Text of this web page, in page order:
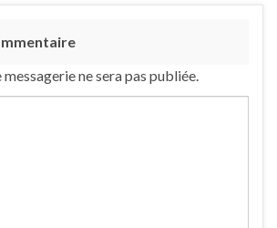
ne sera pas publiée.